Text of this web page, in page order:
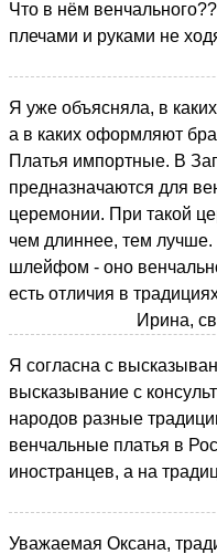
Что в нём
плечами и руками не
Я уже объясняла, в
а в каких оформляют
Платья импортные. В
предназначаются для
церемонии. При такой
чем длиннее, тем
шлейфом - оно
есть отличия в
Ирина,
Я согласна с
высказывание с
народов разные
венчальные платья в
иностранцев, а на
Уважаемая Оксана,